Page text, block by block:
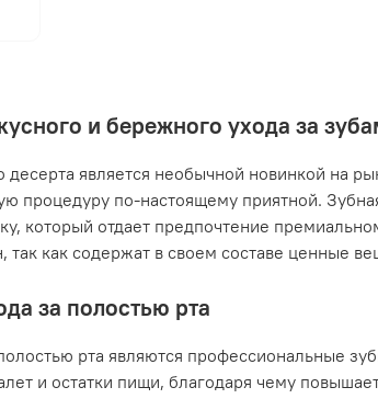
и бережного ухода за
десерта является необычной новинкой на
процедуру по-настоящему приятной.
который отдает предпочтение
так как содержат в своем составе ценные
за полостью рта
рта являются профессиональные
и остатки пищи, благодаря чему